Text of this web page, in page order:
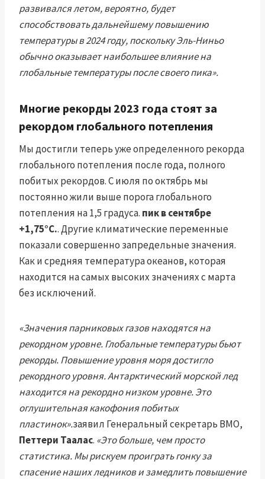
развивался летом, вероятно, будет
способствовать дальнейшему повышению
температуры в 2024 году, поскольку Эль-Ниньо
обычно оказывает наибольшее влияние на
глобальные температуры после своего пика».
Многие рекорды 2023 года стоят за
рекордом глобального потепления
Мы достигли теперь уже определенного рекорда
глобального потепления после года, полного
побитых рекордов. С июля по октябрь мы
постоянно жили выше порога глобального
потепления на 1,5 градуса. пик в сентябре
+1,75°C.. Другие климатические переменные
показали совершенно запредельные значения.
Как и средняя температура океанов, которая
находится на самых высоких значениях с марта
без исключений.
«Значения парниковых газов находятся на
рекордном уровне. Глобальные температуры бьют
рекорды. Повышение уровня моря достигло
рекордного уровня. Антарктический морской лед
находится на рекордно низком уровне. Это
оглушительная какофония побитых
пластинок».заявил Генеральный секретарь ВМО,
Петтери Таалас. «Это больше, чем просто
статистика. Мы рискуем проиграть гонку за
спасение наших ледников и замедлить повышение